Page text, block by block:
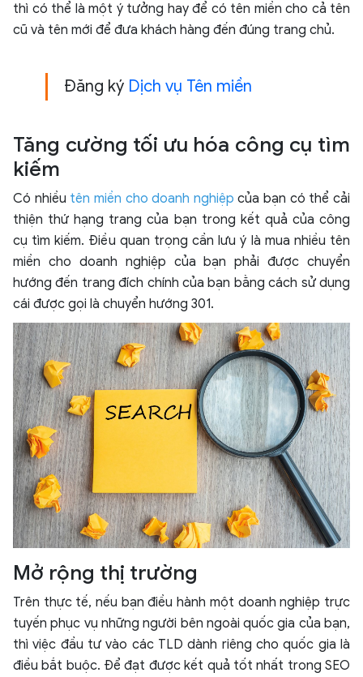
thì có thể là một ý tưởng hay để có tên miền cho cả tên
cũ và tên mới để đưa khách hàng đến đúng trang chủ.
Đăng ký Dịch vụ Tên miền
Tăng cường tối ưu hóa công cụ tìm
kiếm
Có nhiều tên miền cho doanh nghiệp của bạn có thể cải
thiện thứ hạng trang của bạn trong kết quả của công
cụ tìm kiếm. Điều quan trọng cần lưu ý là mua nhiều tên
miền cho doanh nghiệp của bạn phải được chuyển
hướng đến trang đích chính của bạn bằng cách sử dụng
cái được gọi là chuyển hướng 301.
Mở rộng thị trường
Trên thực tế, nếu bạn điều hành một doanh nghiệp trực
tuyến phục vụ những người bên ngoài quốc gia của bạn,
thì việc đầu tư vào các TLD dành riêng cho quốc gia là
điều bắt buộc. Để đạt được kết quả tốt nhất trong SEO